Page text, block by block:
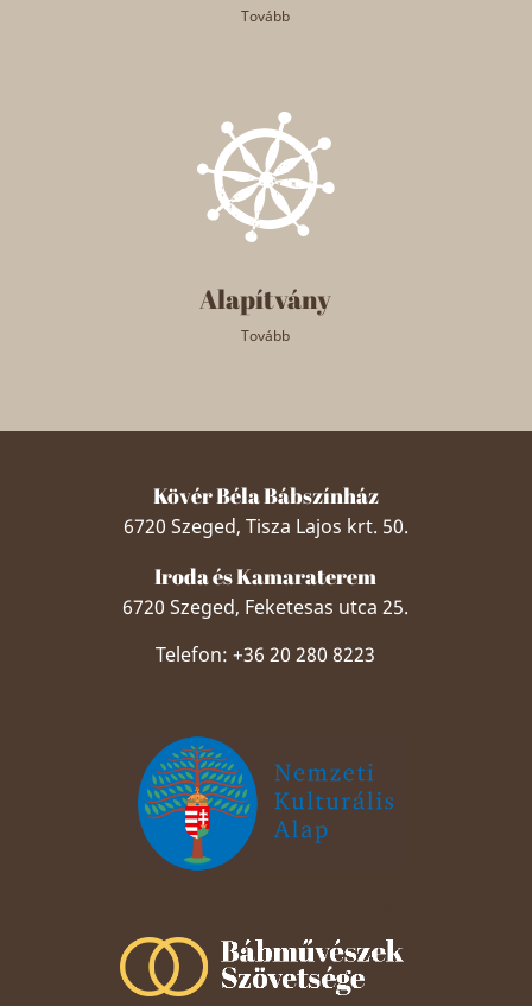
Tovább
Alapítvány
Tovább
Kövér Béla Bábszínház
6720 Szeged, Tisza Lajos krt. 50.
Iroda és Kamaraterem
6720 Szeged, Feketesas utca 25.
Telefon: +36 20 280 8223